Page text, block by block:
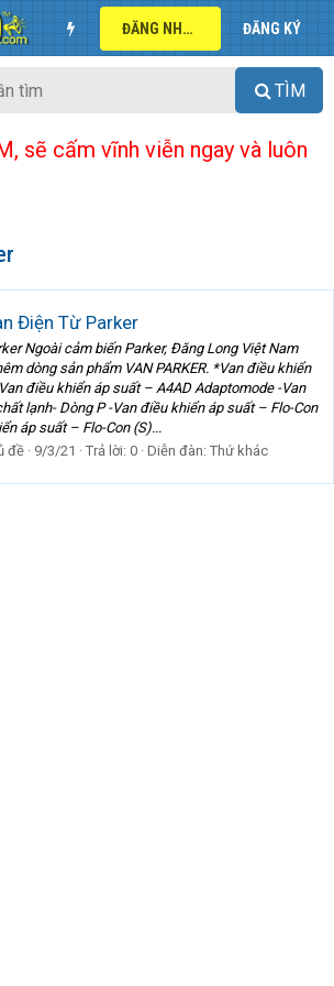
ĐĂNG NHẬP ĐĂNG KÝ
TÌM
sẽ cấm vĩnh viễn ngay và luôn
Điện Từ Parker
Ngoài cảm biến Parker, Đăng Long Việt Nam
dòng sản phẩm VAN PARKER. *Van điều khiển
điều khiển áp suất – A4AD Adaptomode -Van
lạnh- Dòng P -Van điều khiển áp suất – Flo-Con
áp suất – Flo-Con (S)...
đề 9/3/21 Trả lời: 0 Diễn đàn: Thứ khác